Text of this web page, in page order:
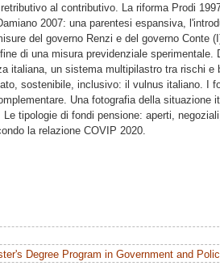
al contributivo. La riforma Prodi
2007: una parentesi espansiva,
del governo Renzi e del governo Conte
di una misura previdenziale sperimentale.
italiana, un sistema multipilastro tra rischi e
sostenibile, inclusivo: il vulnus italiano. I
Una fotografia della situazione
tipologie di fondi pensione: aperti,
la relazione COVIP 2020.
Degree Program in Government and